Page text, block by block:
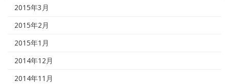
2015年3月
2015年2月
2015年1月
2014年12月
2014年11月